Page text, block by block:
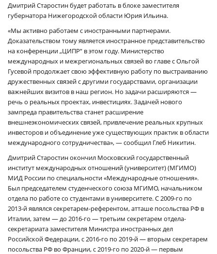
Дмитрий Старостин будет работать в блоке заместителя
губернатора Нижегородской области Юрия Ильина.
«Мы активно работаем с иностранными партнерами.
Доказательством тому является иностранное представительство
на конференции „ЦИПР“ в этом году. Министерство
международных и межрегиональных связей во главе с Ольгой
Гусевой продолжает свою эффективную работу по выстраиванию
дружественных связей с другими государствами, организации
важнейших визитов в наш регион. Но задачи расширяются —
речь о реальных проектах, инвестициях. Задачей нового
зампреда правительства станет расширение
внешнеэкономических связей, привлечение реальных крупных
инвесторов и объединение уже существующих практик в области
международного сотрудничества», — сообщил Глеб Никитин.
Дмитрий Старостин окончил Московский государственный
институт международных отношений (университет) (МГИМО)
МИД России по специальности «Международные отношения».
Был председателем студенческого союза МГИМО, начальником
отдела по работе со студентами в университете. С 2009-го по
2013‑й являлся секретарем-референтом, атташе посольства РФ в
Италии, затем — до 2016-го — третьим секретарем отдела-
секретариата заместителя Министра иностранных дел
Российской Федерации, с 2016-го по 2019‑й — вторым секретарем
посольства РФ во Франции, с 2019-го по 2020‑й — первым